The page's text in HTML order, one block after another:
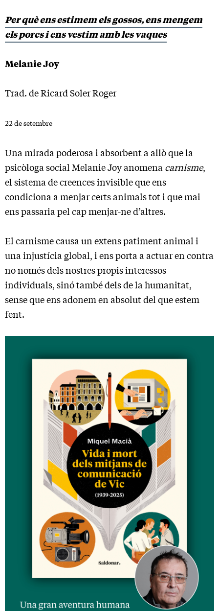
Per què ens estimem els gossos, ens mengem
els porcs i ens vestim amb les vaques
Melanie Joy
Trad. de Ricard Soler Roger
22 de setembre
Una mirada poderosa i absorbent a allò que la
psicòloga social Melanie Joy anomenacarnisme,
el sistema de creences invisible que ens
condiciona a menjar certs animals tot i que mai
ens passaria pel cap menjar-ne d’altres.
El carnisme causa un extens patiment animal i
una injustícia global, i ens porta a actuar en contra
no només dels nostres propis interessos
individuals, sinó també dels de la humanitat,
sense que ens adonem en absolut del que estem
fent.